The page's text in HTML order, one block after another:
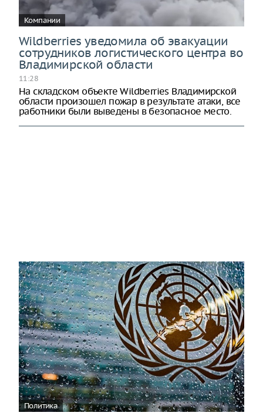
Компании
Wildberries уведомила об эвакуации
сотрудников логистического центра во
Владимирской области
11:28
На складском объекте Wildberries Владимирской
области произошел пожар в результате атаки, все
работники были выведены в безопасное место.
Политика